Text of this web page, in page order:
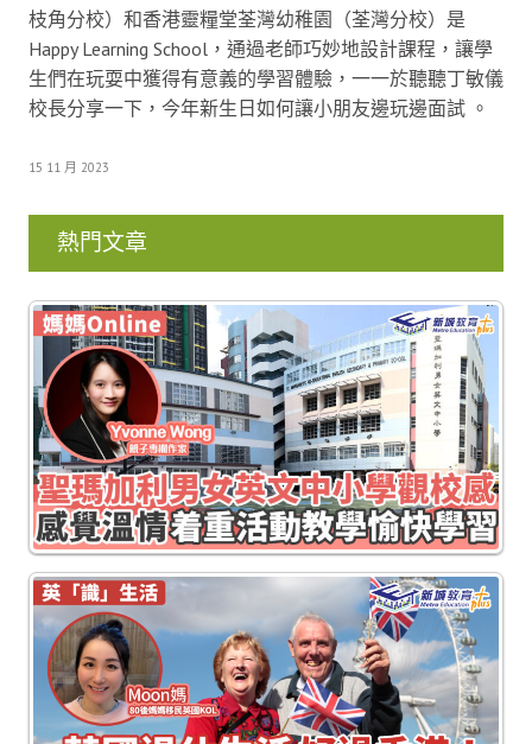
枝角分校）和香港靈糧堂荃灣幼稚園（荃灣分校）是
Happy Learning School，通過老師巧妙地設計課程，讓學
生們在玩耍中獲得有意義的學習體驗，一一於聽聽丁敏儀
校長分享一下，今年新生日如何讓小朋友邊玩邊面試 。
15 11 月 2023
熱門文章